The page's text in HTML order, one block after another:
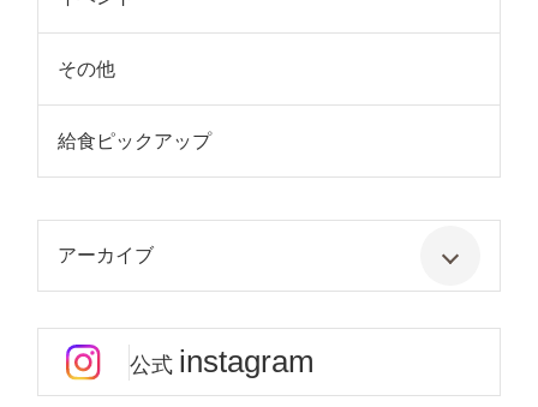
その他
給食ピックアップ
アーカイブ
公式 instagram